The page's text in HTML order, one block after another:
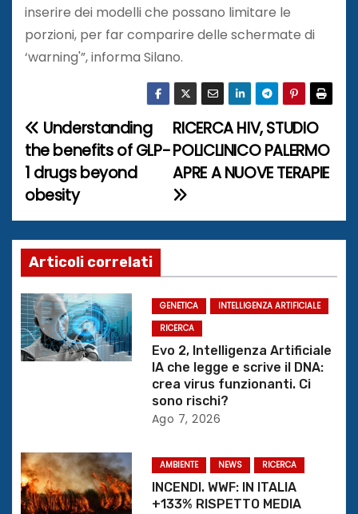
inserire dei modelli che possano limitare le
porzioni, per far comparire delle schermate di
‘warning'”, informa Silano.
N
a
v
i
g
a
z
i
e
a
RICERCA HIV, STUDIO
POLICLINICO PALERMO
APRE A NUOVE TERAPIE
Understanding
the benefits of GLP-
1 drugs beyond
obesity
Articoli correlati
GENETICA
INTELLIGENZA ARTIFICIALE
RICERCA
Evo 2, Intelligenza Artificiale
IA che legge e scrive il DNA:
crea virus funzionanti. Ci
sono rischi?
Ago 7, 2026
AMBIENTE NEWS RICERCA
INCENDI. WWF: IN ITALIA
+133% RISPETTO MEDIA